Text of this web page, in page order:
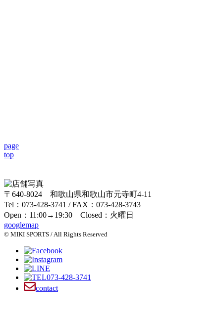
page
top
〒640-8024 和歌山県和歌山市元寺町4-11
Tel：073-428-3741 / FAX：073-428-3743
Open：11:00→19:30 Closed：火曜日
googlemap
© MIKI SPORTS / All Rights Reserved
073-428-3741
contact